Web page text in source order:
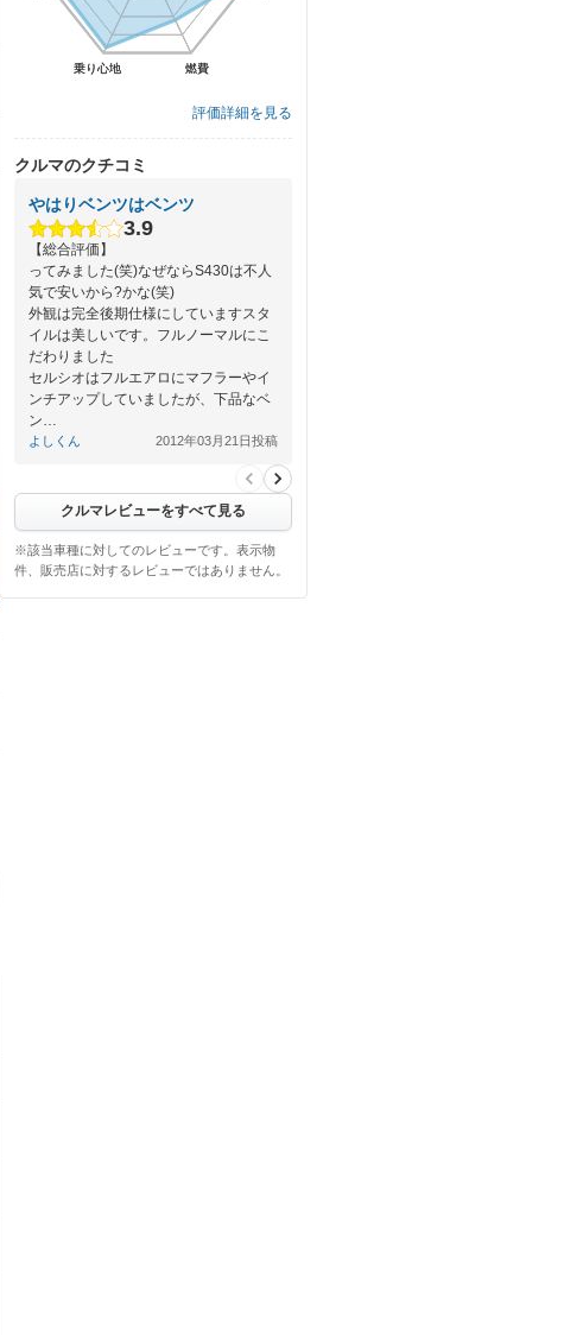
燃費
乗り心地 燃費
乗り心地
評価詳細を見る
クルマのクチコミ
やはりベンツはベンツ
3.9
【総合評価】
ってみました(笑)なぜならS430は不人
気で安いから?かな(笑)
外観は完全後期仕様にしていますスタ
イルは美しいです。フルノーマルにこ
だわりました
セルシオはフルエアロにマフラーやイ
ンチアップしていましたが、下品なベ
ン…
よしくん 2012年03月21日投稿
クルマレビューをすべて見る
※該当車種に対してのレビューです。表示物
件、販売店に対するレビューではありません。